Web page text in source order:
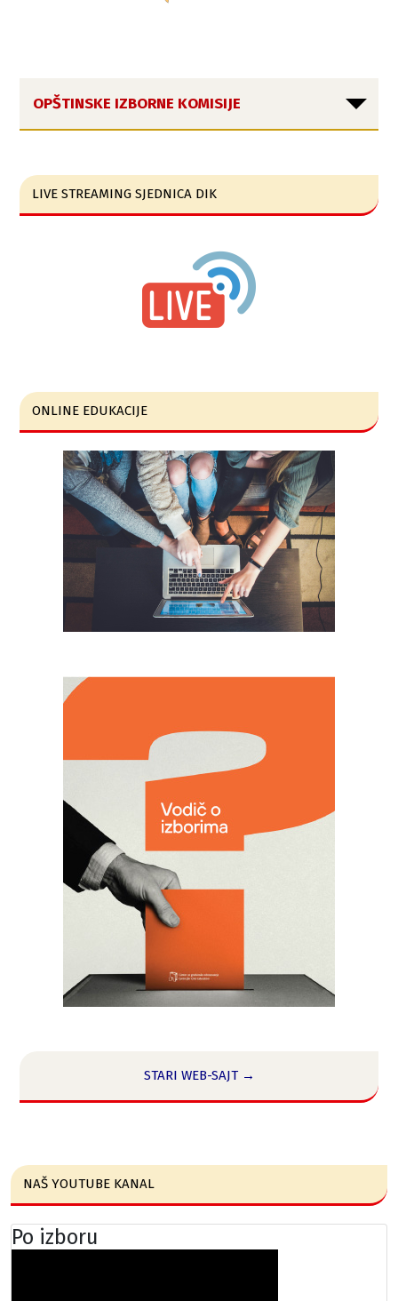
OPŠTINSKE IZBORNE KOMISIJE
LIVE STREAMING SJEDNICA DIK
ONLINE EDUKACIJE
STARI WEB-SAJT →
NAŠ YOUTUBE KANAL
Po izboru